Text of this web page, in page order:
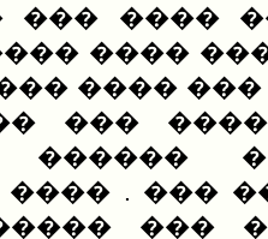
����
����
���
������
��� .
���